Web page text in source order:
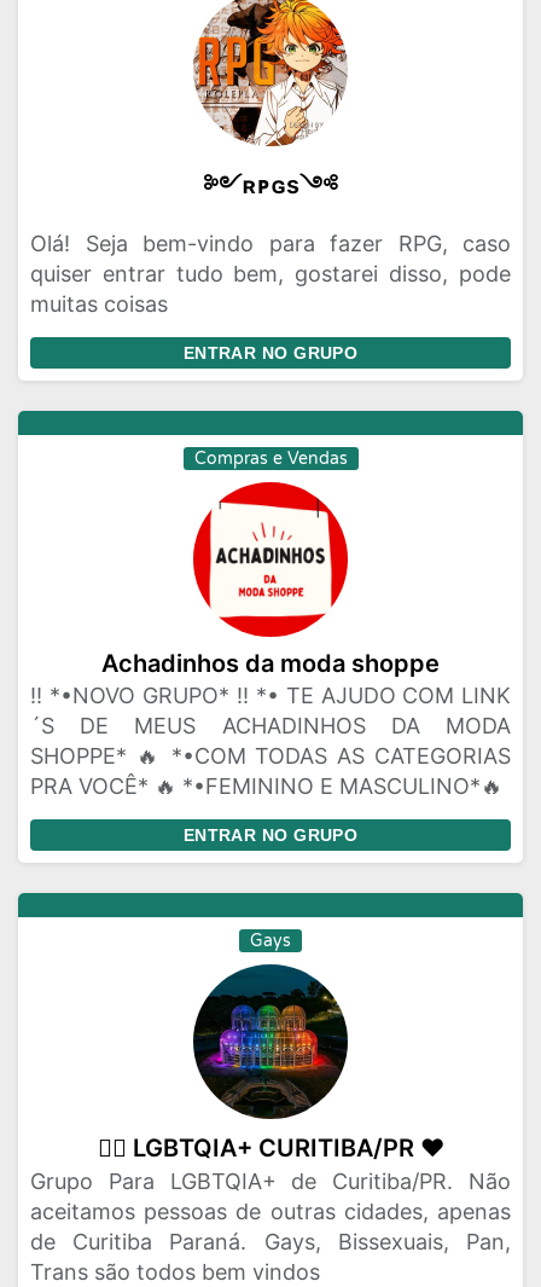
༻ʀᴘɢs༺
Olá! Seja bem-vindo para fazer RPG, caso
quiser entrar tudo bem, gostarei disso, pode
muitas coisas
ENTRAR NO GRUPO
Compras e Vendas
Achadinhos da moda shoppe
‼️ *•NOVO GRUPO* ‼️ *• TE AJUDO COM LINK
´S DE MEUS ACHADINHOS DA MODA
SHOPPE* 🔥 *•COM TODAS AS CATEGORIAS
PRA VOCÊ* 🔥 *•FEMININO E MASCULINO*🔥
ENTRAR NO GRUPO
Gays
🏳️‍🌈 LGBTQIA+ CURITIBA/PR ❤️
Grupo Para LGBTQIA+ de Curitiba/PR. Não
aceitamos pessoas de outras cidades, apenas
de Curitiba Paraná. Gays, Bissexuais, Pan,
Trans são todos bem vindos